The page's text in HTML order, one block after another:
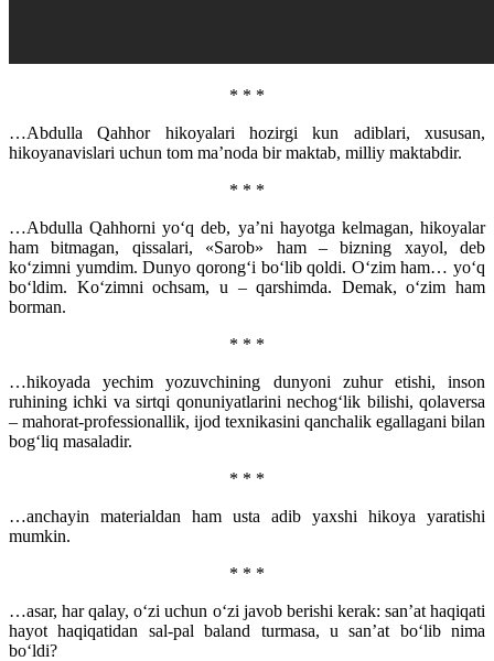
* * *
…Abdulla Qahhor hikoyalari hozirgi kun adiblari, xususan,
hikoyanavislari uchun tom ma’noda bir maktab, milliy maktabdir.
* * *
…Abdulla Qahhorni yo‘q deb, ya’ni hayotga kelmagan, hikoyalar
ham bitmagan, qissalari, «Sarob» ham – bizning xayol, deb
ko‘zimni yumdim. Dunyo qorong‘i bo‘lib qoldi. O‘zim ham… yo‘q
bo‘ldim. Ko‘zimni ochsam, u – qarshimda. Demak, o‘zim ham
borman.
* * *
…hikoyada yechim yozuvchining dunyoni zuhur etishi, inson
ruhining ichki va sirtqi qonuniyatlarini nechog‘lik bilishi, qolaversa
– mahorat-professionallik, ijod texnikasini qanchalik egallagani bilan
bog‘liq masaladir.
* * *
…anchayin materialdan ham usta adib yaxshi hikoya yaratishi
mumkin.
* * *
…asar, har qalay, o‘zi uchun o‘zi javob berishi kerak: san’at haqiqati
hayot haqiqatidan sal-pal baland turmasa, u san’at bo‘lib nima
bo‘ldi?